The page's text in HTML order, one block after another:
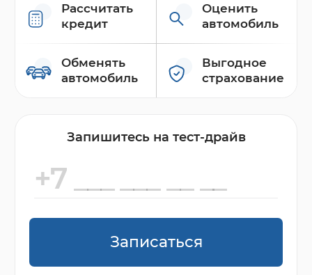
Рассчитать
кредит
Оценить
автомобиль
Обменять
автомобиль
Выгодное
страхование
Запишитесь на тест-драйв
Записаться